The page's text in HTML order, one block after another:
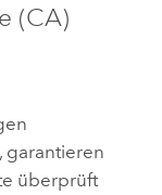
(CA)
garantieren
überprüft